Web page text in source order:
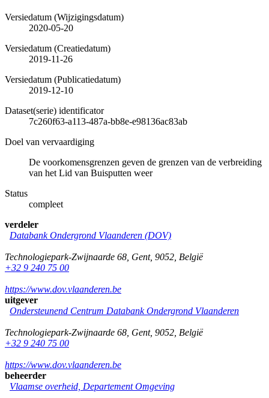
Versiedatum (Wijzigingsdatum)
2020-05-20
Versiedatum (Creatiedatum)
2019-11-26
Versiedatum (Publicatiedatum)
2019-12-10
Dataset(serie) identificator
7c260f63-a113-487a-bb8e-e98136ac83ab
Doel van vervaardiging
De voorkomensgrenzen geven de grenzen van de verbreiding
van het Lid van Buisputten weer
Status
compleet
verdeler
Databank Ondergrond Vlaanderen (DOV)
Technologiepark-Zwijnaarde 68 Gent, 9052 België
+32 9 240 75 00
https://www.dov.vlaanderen.be
uitgever
Ondersteunend Centrum Databank Ondergrond Vlaanderen
Technologiepark-Zwijnaarde 68 Gent, 9052 België
+32 9 240 75 00
https://www.dov.vlaanderen.be
beheerder
Vlaamse overheid, Departement Omgeving